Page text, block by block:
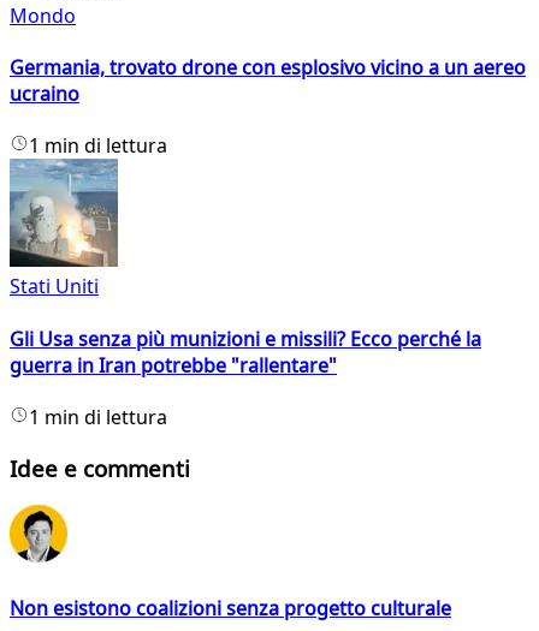
Mondo
Germania, trovato drone con esplosivo vicino a un aereo
ucraino
1 min di lettura
Stati Uniti
Gli Usa senza più munizioni e missili? Ecco perché la
guerra in Iran potrebbe "rallentare"
1 min di lettura
Idee e commenti
Non esistono coalizioni senza progetto culturale